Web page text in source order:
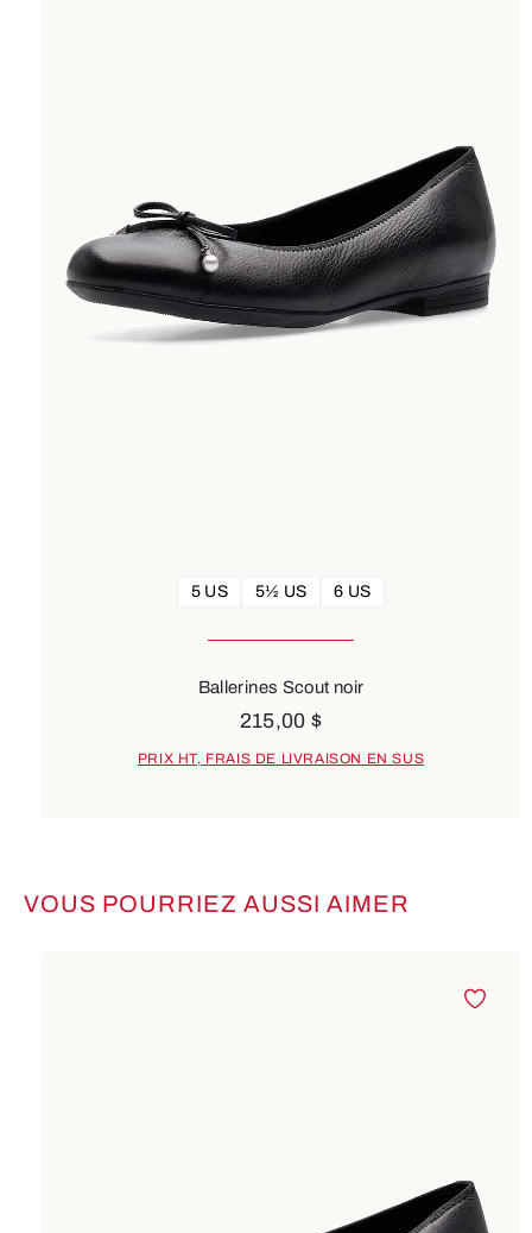
5 US 5½ US 6 US
Ballerines Scout noir
215,00 $
PRIX HT, FRAIS DE LIVRAISON EN SUS
Ignorer la galerie de produits
VOUS POURRIEZ AUSSI AIMER